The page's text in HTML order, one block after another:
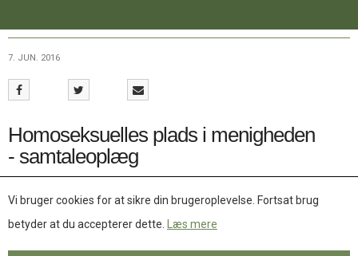
Næste
og
lederskab
Forrige
Kommissorier
7. JUN. 2016
Homoseksuelles plads i menigheden
- samtaleoplæg
Downloads
Vi bruger cookies for at sikre din brugeroplevelse. Fortsat brug
betyder at du accepterer dette.
Læs mere